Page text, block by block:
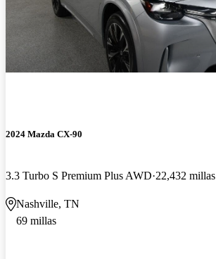
2024 Mazda CX-90
3.3 Turbo S Premium Plus AWD 22,432 millas
Nashville, TN
69 millas